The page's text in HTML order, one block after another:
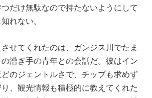
だけ無駄なので持たないようにして
れない。
せてくれたのは、ガンジス川でたま
漕ぎ手の青年との会話だ。彼はイン
どのジェントルさで、チップも求めず
、観光情報も積極的に教えてくれた